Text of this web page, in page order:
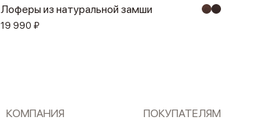
Лоферы из натуральной замши
19 990 ₽
КОМПАНИЯ ПОКУПАТЕЛЯМ